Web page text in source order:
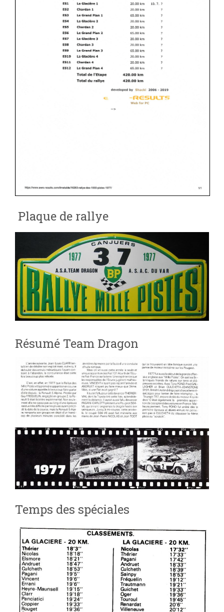
Plaque de rallye
Résumé Team Dragon
Temps des spéciales